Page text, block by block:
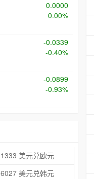
0.0000
0.00%
-0.0339
-0.40%
-0.0899
-0.93%
1333 美元兑欧元
6027 美元兑韩元